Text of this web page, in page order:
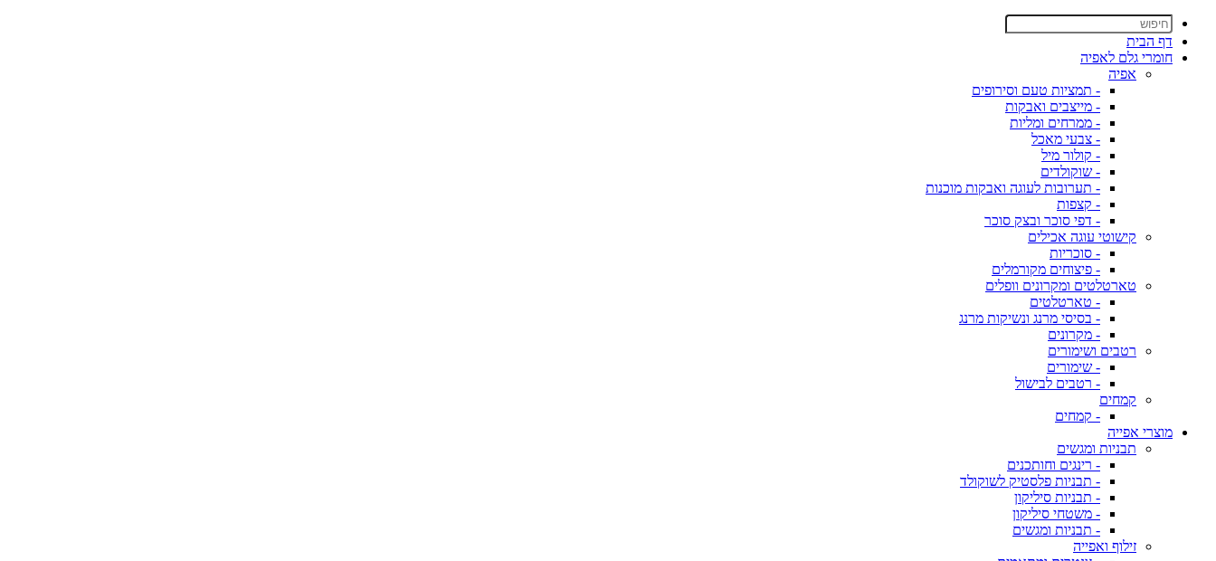
דף הבית
חומרי גלם לאפיה
אפיה
- תמציות טעם וסירופים
- מייצבים ואבקות
- ממרחים ומליות
- צבעי מאכל
- קולור מיל
- שוקולדים
- תערובות לעוגה ואבקות מוכנות
- קצפות
- דפי סוכר ובצק סוכר
קישוטי עוגה אכילים
- סוכריות
- פיצוחים מקורמלים
טארטלטים ומקרונים וופלים
- טארטלטים
- בסיסי מרנג ונשיקות מרנג
- מקרונים
רטבים ושימורים
- שימורים
- רטבים לבישול
קמחים
- קמחים
מוצרי אפייה
תבניות ומגשים
- רינגים וחותכנים
- תבניות פלסטיק לשוקולד
- תבניות סיליקון
- משטחי סיליקון
- תבניות ומגשים
זילוף ואפייה